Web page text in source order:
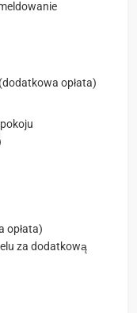
opłata)
opłata)
za dodatkową